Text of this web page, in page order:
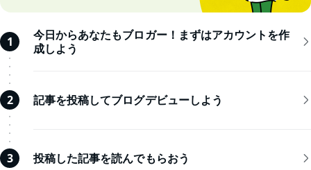
1
今日からあなたもブロガー！まずはアカウントを作
成しよう
2 記事を投稿してブログデビューしよう
3 投稿した記事を読んでもらおう